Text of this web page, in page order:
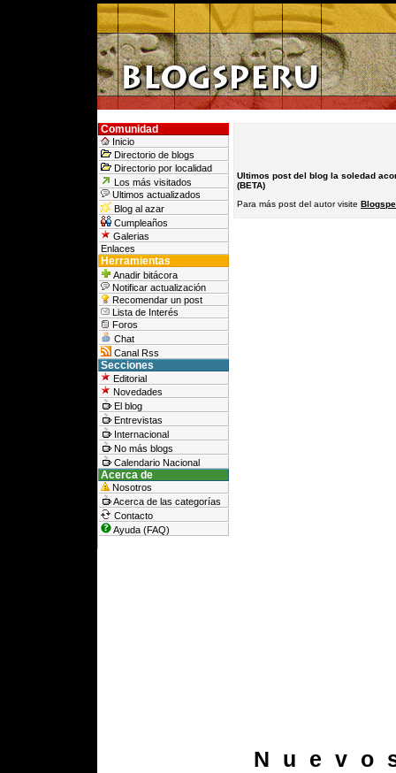
Comunidad
Inicio
Directorio de blogs
Directorio por localidad
Los más visitados
Ultimos actualizados
Blog al azar
Cumpleaños
Galerias
Enlaces
Herramientas
Anadir bitácora
Notificar actualización
Recomendar un post
Lista de Interés
Foros
Chat
Canal Rss
Secciones
Editorial
Novedades
El blog
Entrevistas
Internacional
No más blogs
Calendario Nacional
Acerca de
Nosotros
Acerca de las categorías
Contacto
Ayuda (FAQ)
Ultimos post del blog la soledad
(BETA)
Para más post del autor visite